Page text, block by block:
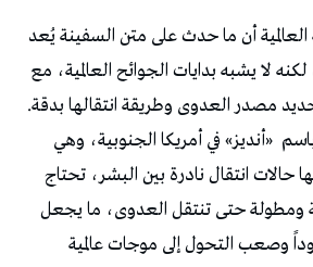
أن ما حدث على متن السفينة يُعد
لا يشبه بدايات الجوائح العالمية، مع
مصدر العدوى وطريقة انتقالها بدقة.
«أنديز» في أمريكا الجنوبية، وهي
حالات انتقال نادرة بين البشر، تحتاج
ومطولة حتى تنتقل العدوى، ما يجعل
وصعب التحول إلى موجات عالمية